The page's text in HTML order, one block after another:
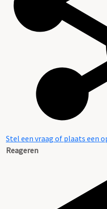
Stel een vraag of plaats een
Reageren